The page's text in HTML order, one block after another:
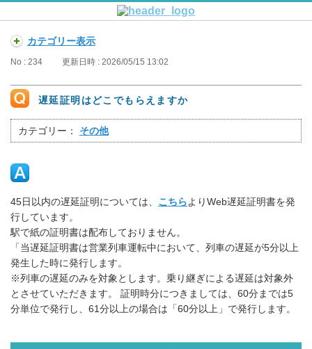
カテゴリー表示
No : 234 更新日時 : 2026/05/15 13:02
遅延証明はどこでもらえますか
カテゴリー： その他
45日以内の遅延証明については、 こちらよりWeb遅延証明書を発
行しています。
駅で紙の証明書は配布しておりません。
「当遅延証明書は営業列車運転中において、列車の遅延が5分以上
発生した時に発行します。
※列車の遅延のみを対象とします。乗り継ぎによる遅延は対象外
とさせていただきます。 証明時分につきましては、60分までは5
分単位で発行し、61分以上の場合は「60分以上」で発行します。